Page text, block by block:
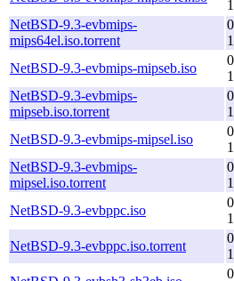
NetBSD-9.3-evbmips-
mips64el.iso.torrent
NetBSD-9.3-evbmips-mipseb.iso
NetBSD-9.3-evbmips-
mipseb.iso.torrent
NetBSD-9.3-evbmips-mipsel.iso
NetBSD-9.3-evbmips-
mipsel.iso.torrent
NetBSD-9.3-evbppc.iso
NetBSD-9.3-evbppc.iso.torrent